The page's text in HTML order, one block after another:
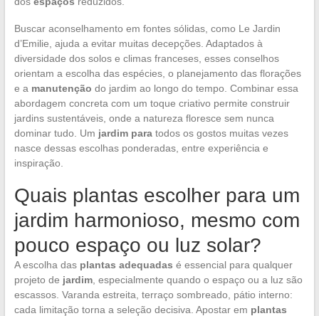
Buscar aconselhamento em fontes sólidas, como Le Jardin
d’Emilie, ajuda a evitar muitas decepções. Adaptados à
diversidade dos solos e climas franceses, esses conselhos
orientam a escolha das espécies, o planejamento das florações
e a manutenção do jardim ao longo do tempo. Combinar essa
abordagem concreta com um toque criativo permite construir
jardins sustentáveis, onde a natureza floresce sem nunca
dominar tudo. Um jardim paratodos os gostos muitas vezes
nasce dessas escolhas ponderadas, entre experiência e
inspiração.
Quais plantas escolher para um
jardim harmonioso, mesmo com
pouco espaço ou luz solar?
A escolha das plantas adequadas é essencial para qualquer
projeto de jardim, especialmente quando o espaço ou a luz são
escassos. Varanda estreita, terraço sombreado, pátio interno:
cada limitação torna a seleção decisiva. Apostar em plantas